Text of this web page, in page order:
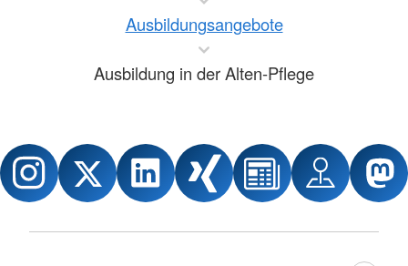
Ausbildungsangebote
Ausbildung in der Alten-Pflege